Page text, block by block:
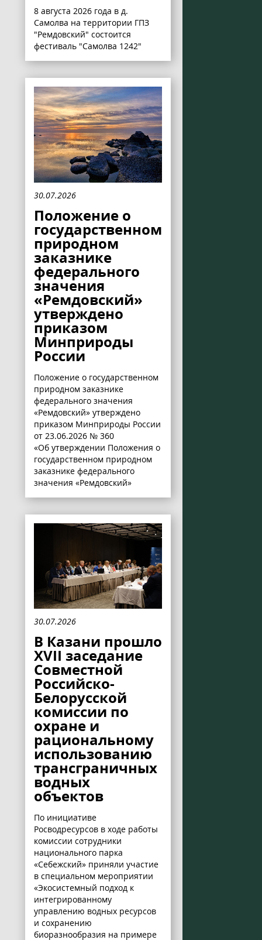
8 августа 2026 года в д.
Самолва на территории ГПЗ
"Ремдовский" состоится
фестиваль "Самолва 1242"
30.07.2026
Положение о
государственном
природном
заказнике
федерального
значения
«Ремдовский»
утверждено
приказом
Минприроды
России
Положение о государственном
природном заказнике
федерального значения
«Ремдовский» утверждено
приказом Минприроды России
от 23.06.2026 № 360
«Об утверждении Положения о
государственном природном
заказнике федерального
значения «Ремдовский»
30.07.2026
В Казани прошло
XVII заседание
Совместной
Российско-
Белорусской
комиссии по
охране и
рациональному
использованию
трансграничных
водных
объектов
По инициативе
Росводресурсов в ходе работы
комиссии сотрудники
национального парка
«Себежский» приняли участие
в специальном мероприятии
«Экосистемный подход к
интегрированному
управлению водных ресурсов
и сохранению
биоразнообразия на примере